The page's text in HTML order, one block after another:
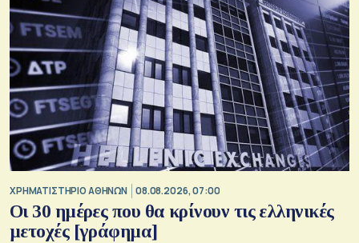
XΡΗΜΑΤΙΣΤΗΡΙΟ ΑΘΗΝΩΝ 08.08.2026, 07:00
Οι 30 ημέρες που θα κρίνουν τις ελληνικές
μετοχές [γράφημα]